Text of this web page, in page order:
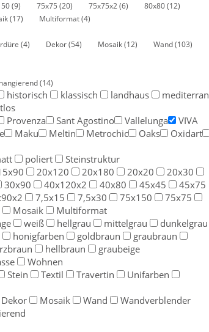
(9) 75x75 (20) 75x75x2(6) 80x80(12)
(17) Multiformat(4)
(4) Dekor(54) Mosaik(12) Wand(103)
(14)
historisch klassisch landhaus
mediterran
Provenza Sant Agostino Vallelunga
VIVA
Maku Meltin Metrochic Oaks
Oxidart
poliert
Steinstruktur
20x120 20x180 20x20
20x30
30x90 40x120x2 40x80 45x45
45x75
7,5x15 7,5x30 75x150
75x75
Mosaik
Multiformat
weiß hellgrau mittelgrau
dunkelgrau
honigfarben goldbraun
graubraun
hellbraun
graubeige
Wohnen
Stein Textil Travertin
Unifarben
Dekor Mosaik Wand
Wandverblender